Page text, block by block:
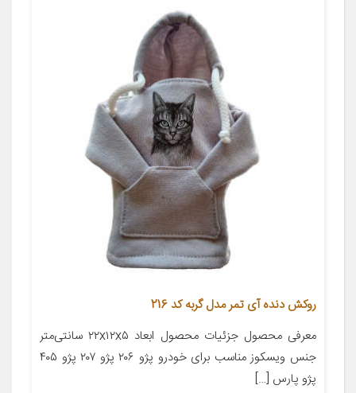
روکش دنده آی تمر مدل گربه کد 216
معرفی محصول جزئیات محصول ابعاد ۲۲x۱۲x۵ سانتی‌متر
جنس ویسکوز مناسب برای خودرو پژو ۲۰۶ پژو ۲۰۷ پژو ۴۰۵
پژو پارس […]